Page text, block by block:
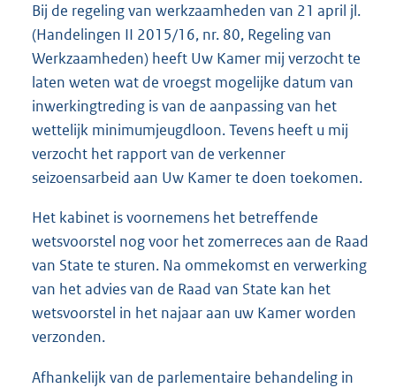
Bij de regeling van werkzaamheden van 21 april jl.
(Handelingen II 2015/16, nr. 80, Regeling van
Werkzaamheden) heeft Uw Kamer mij verzocht te
laten weten wat de vroegst mogelijke datum van
inwerkingtreding is van de aanpassing van het
wettelijk minimumjeugdloon. Tevens heeft u mij
verzocht het rapport van de verkenner
seizoensarbeid aan Uw Kamer te doen toekomen.
Het kabinet is voornemens het betreffende
wetsvoorstel nog voor het zomerreces aan de Raad
van State te sturen. Na ommekomst en verwerking
van het advies van de Raad van State kan het
wetsvoorstel in het najaar aan uw Kamer worden
verzonden.
Afhankelijk van de parlementaire behandeling in